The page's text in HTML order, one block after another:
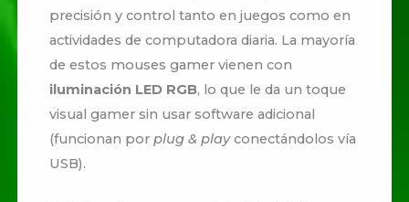
precisión y control tanto en juegos como en
actividades de computadora diaria. La mayoría
de estos mouses gamer vienen con
iluminación LED RGB, lo que le da un toque
visual gamer sin usar software adicional
(funcionan porplug & playconectándolos vía
USB).